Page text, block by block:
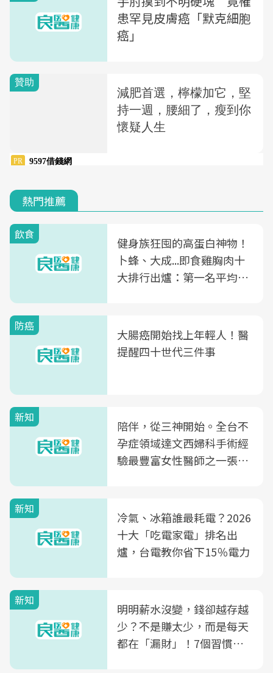
患罕見皮膚癌「默克細胞
癌」
熱門推薦
飲食
健身族狂囤的高蛋白神物！
卜蜂、大成...即食雞胸肉十
大排行出爐：第一名平均一
防癌
大腸癌開始找上年輕人！醫
提醒四十世代三件事
新知
陪伴，從三神開始。全台不
孕症領域達文西婦科手術經
驗最豐富女性醫師之一張永
光田醫院建構360度女性健
康照護生態圈
新知
冷氣、冰箱誰最耗電？2026
十大「吃電家電」排名出
爐，台電教你省下15％電力
新知
明明薪水沒變，錢卻越存越
少？不是賺太少，而是每天
都在「漏財」！7個習慣一